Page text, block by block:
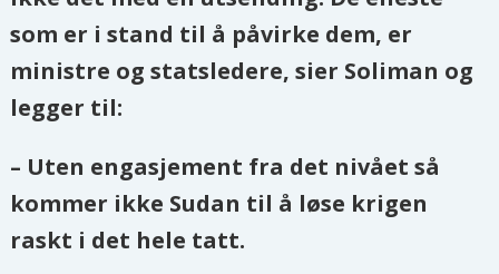
som er i stand til å påvirke dem, er
ministre og statsledere, sier Soliman og
legger til:
– Uten engasjement fra det nivået så
kommer ikke Sudan til å løse krigen
raskt i det hele tatt.